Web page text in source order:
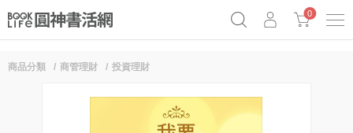
Netflix話題章魚小說！
0
商品分類 商管理財 投資理財